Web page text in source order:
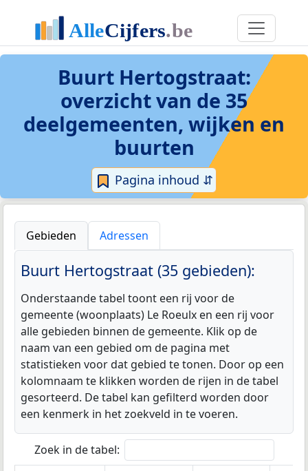
Buurt Hertogstraat:
overzicht van de 35
deelgemeenten, wijken en
buurten
Pagina inhoud ⇵
Gebieden Adressen
Buurt Hertogstraat (35 gebieden):
Onderstaande tabel toont een rij voor de
gemeente (woonplaats) Le Roeulx en een rij voor
alle gebieden binnen de gemeente. Klik op de
naam van een gebied om de pagina met
statistieken voor dat gebied te tonen. Door op een
kolomnaam te klikken worden de rijen in de tabel
gesorteerd. De tabel kan gefilterd worden door
een kenmerk in het zoekveld in te voeren.
Zoek in de tabel: